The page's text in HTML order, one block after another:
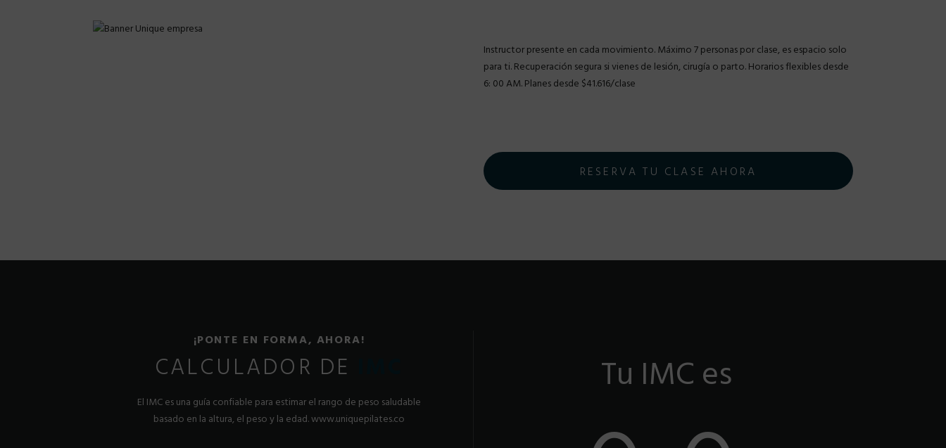
Instructor presente en cada movimiento. Máximo 7 personas por clase, es espacio solo
para ti. Recuperación segura si vienes de lesión, cirugía o parto. Horarios flexibles desde
6: 00 AM. Planes desde $41.616/clase
RESERVA TU CLASE AHORA
¡PONTE EN FORMA, AHORA!
CALCULADOR DE
El IMC es una guía confiable para estimar el rango de peso saludable
basado en la altura, el peso y la edad. www.uniquepilates.co
Tu IMC es